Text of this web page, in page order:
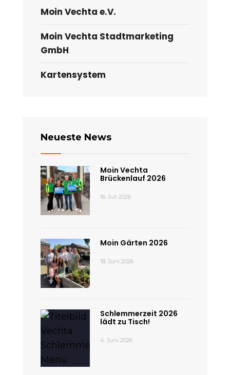
Moin Vechta e.V.
Moin Vechta Stadtmarketing
GmbH
Kartensystem
Neueste News
Moin Vechta
Brückenlauf 2026
16. Juli 2026
Moin Gärten 2026
18. Juni 2026
Schlemmerzeit 2026
lädt zu Tisch!
4. Juni 2026